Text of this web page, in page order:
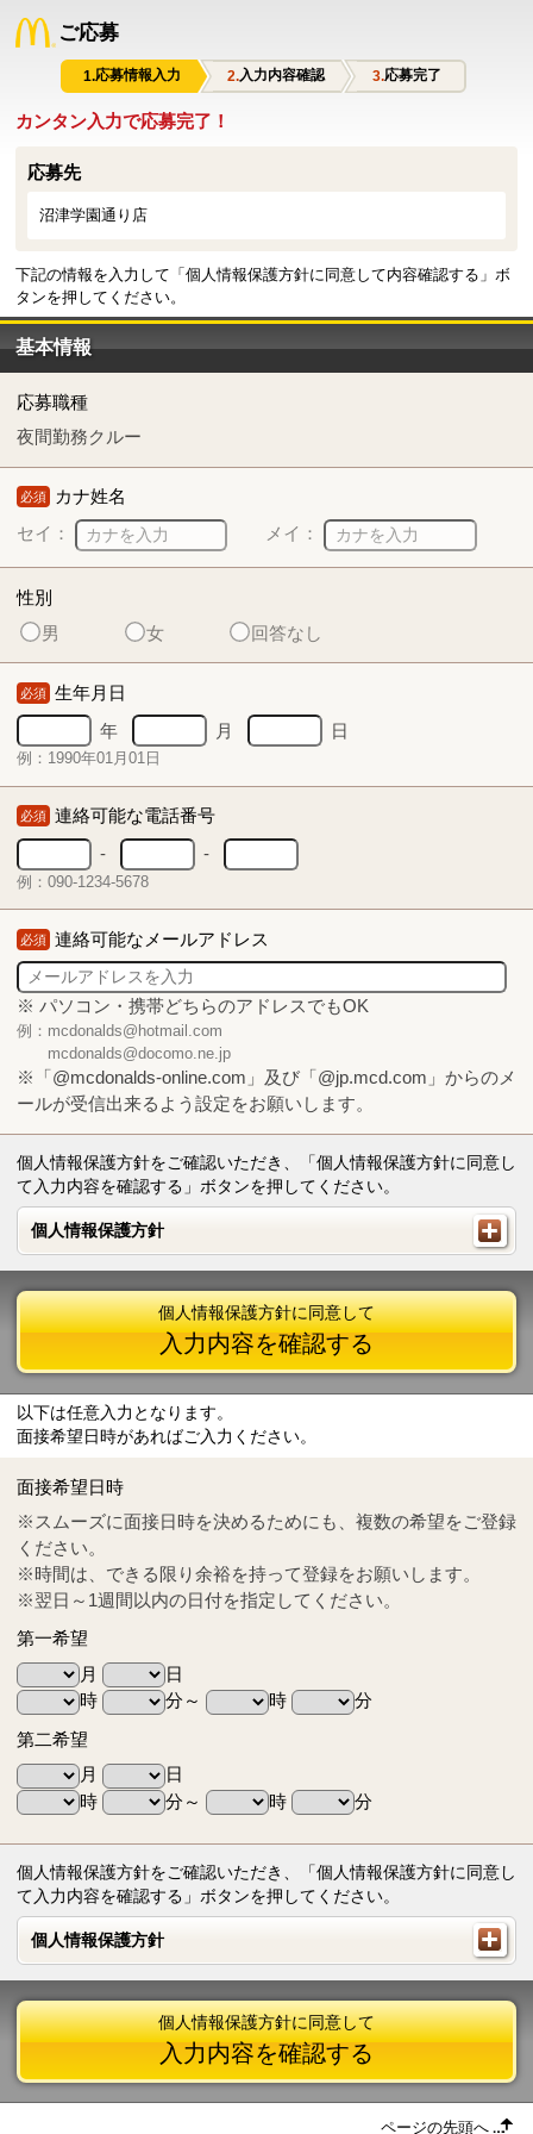
ご応募
応募情報入力 入力内容確認 応募完了
カンタン入力で応募完了！
応募先
沼津学園通り店
下記の情報を入力して「個人情報保護方針に同意して内容確認する」ボ
タンを押してください。
基本情報
応募職種
夜間勤務クルー
必須 カナ姓名
セイ：
メイ：
性別
男
女 回答なし
必須 生年月日
年
月 日
例：1990年01月01日
必須 連絡可能な電話番号
-
-
例：090-1234-5678
必須 連絡可能なメールアドレス
※ パソコン・携帯どちらのアドレスでもOK
例：mcdonalds@hotmail.com
mcdonalds@docomo.ne.jp
※「@mcdonalds-online.com」及び「@jp.mcd.com」からのメ
ールが受信出来るよう設定をお願いします。
個人情報保護方針をご確認いただき、「個人情報保護方針に同意し
て入力内容を確認する」ボタンを押してください。
個人情報保護方針
個人情報保護方針
Tel
0570-55-0314
個人情報保護方針に同意して
入力内容を確認する
以下は任意入力となります。
面接希望日時があればご入力ください。
面接希望日時
※スムーズに面接日時を決めるためにも、複数の希望をご登録
ください。
※時間は、できる限り余裕を持って登録をお願いします。
※翌日～1週間以内の日付を指定してください。
第一希望
月
日
時
分～ 時
分
第二希望
月
日
時
分～ 時 分
個人情報保護方針をご確認いただき、「個人情報保護方針に同意し
て入力内容を確認する」ボタンを押してください。
個人情報保護方針
個人情報保護方針
個人情報保護方針に同意して
入力内容を確認する
ページの先頭へ